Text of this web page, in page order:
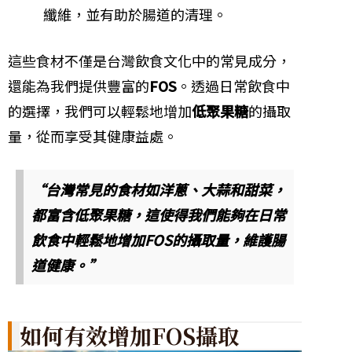
纖維，並有助於腸道的清理。
這些食材不僅是台灣飲食文化中的常見成分，
還能為我們提供豐富的FOS 。透過日常飲食中
的選擇，我們可以輕鬆地增加低聚果糖的攝取
量，從而享受其健康益處。
“台灣常見的食材如洋蔥、大蒜和甜菜，
都富含低聚果糖，這使得我們能夠在日常
飲食中輕鬆地增加FOS的攝取量，維護腸
道健康。”
如何有效增加FOS攝取